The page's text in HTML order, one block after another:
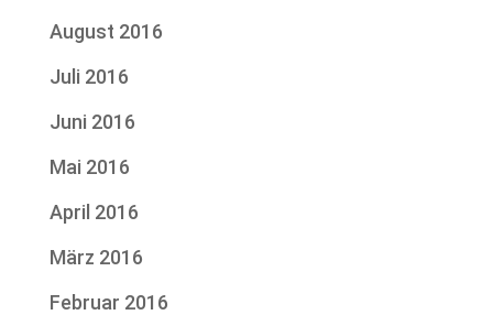
August 2016
Juli 2016
Juni 2016
Mai 2016
April 2016
März 2016
Februar 2016